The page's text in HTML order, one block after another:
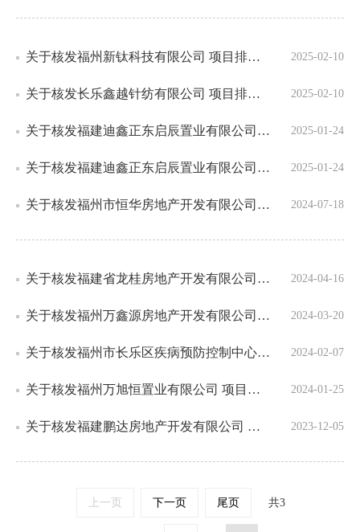
2025-02-10
关于核发福州新钛科技有限公司 项目排水许可证（永排）的通知
2025-02-10
关于核发长乐鑫越针纺有限公司 项目排水许可证（永排）的通知
2025-01-24
关于核发福建迪鑫正东启辰置业有限公司项目排水许可证（永排）的通知
2025-01-24
关于核发福建迪鑫正东启辰置业有限公司项目排水许可证（永排）的通知
2024-07-18
关于核发福州市恒华房地产开发有限公司 项目排水许可证（永排）的通知
2024-04-16
关于核发福建省龙桂房地产开发有限公司 项目排水许可证（永排）的通知
2024-03-20
关于核发福州万鑫源房地产开发有限公司 项目排水许可证（临时）的通知
2024-02-07
关于核发福州市长乐区疾病预防控制中心 项目排水许可证（临时）的通知
2024-01-25
关于核发福州万旭恒置业有限公司 项目排水许可证（临时）的通知
2023-12-05
关于核发福建鹏达房地产开发有限公司 项目排水许可证（临时）的通知
上一页 下一页 尾页 共3